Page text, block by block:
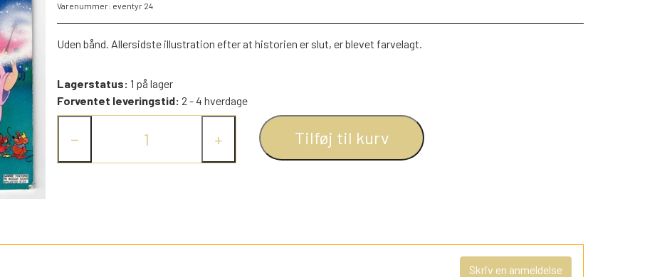
ANDRE SPIL
PEZ DISPENSERE
SMÅ FIGURER
TROLDE FIGURER
Varenummer: eventyr 24
Uden bånd. Allersidste illustration efter at historien er slut, er blevet farvelagt.
Lagerstatus: 1 på lager
Forventet leveringstid: 2 - 4 hverdage
− + Tilføj til kurv
Skriv en anmeldelse